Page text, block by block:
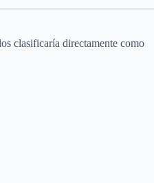
clasificaría directamente como